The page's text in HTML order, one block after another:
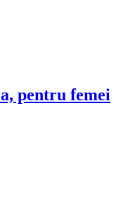
pentru femei